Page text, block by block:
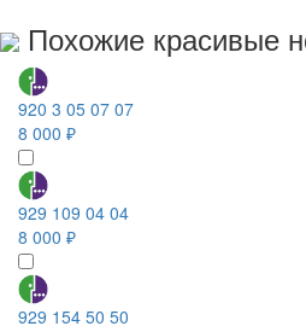
Похожие красивые
920 3 05 07 07
8 000 ₽
929 109 04 04
8 000 ₽
929 154 50 50